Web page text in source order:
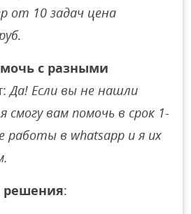
от 10 задач цена
с разными
Да! Если вы не нашли
смогу вам помочь в срок 1-
работы в whatsapp и я их
решения: